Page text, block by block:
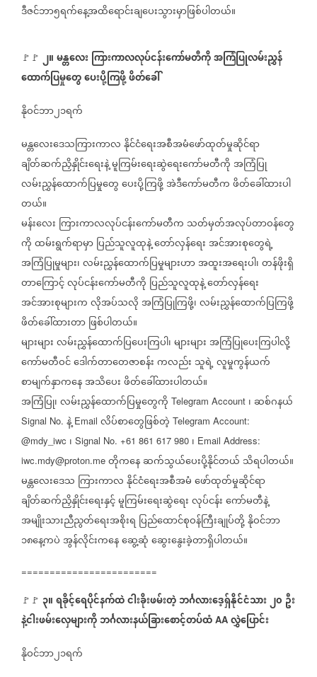
ဒီဇင်ဘာ၅ရက်နေ့အထိရောင်းချပေးသွားမှာဖြစ်ပါတယ်။
🚩🚩 ၂။မန္တလေး ကြားကာလလုပ်ငန်းကော်မတီကိုအကြံပြုလမ်းညွှန်
ထောက်ပြမှုတွေပေးပို့ကြဖို့ဖိတ်ခေါ်
နိုဝင်ဘာ၂၁ရက်
မန္တလေးဒေသကြားကာလနိုင်ငံရေးအစီအမံဖော်ထုတ်မှုဆိုင်ရာ
ချိတ်ဆက်ညှိနှိုင်းရေးနဲ့မူကြမ်းရေးဆွဲရေးကော်မတီကိုအကြံပြု
လမ်းညွှန်ထောက်ပြမှုတွေပေးပို့ကြဖို့အဲဒီကော်မတီကဖိတ်ခေါ်ထားပါ
တယ်။
မန်းလေး ကြားကာလလုပ်ငန်းကော်မတီက သတ်မှတ်အလုပ်တာဝန်တွေ
ကိုထမ်းရွက်ရာမှာပြည်သူလူထုနဲ့တော်လှန်ရေးအင်အားစုတွေရဲ့
အကြံပြုမှုများ၊လမ်းညွှန်ထောက်ပြမှုများဟာအထူးအရေးပါ၊တန်ဖိုးရှိ
တာကြောင့်လုပ်ငန်းကော်မတီကို ပြည်သူလူထုနဲ့တော်လှန်ရေး
အင်အားစုများကလိုအပ်သလိုအကြံပြုကြဖို့၊လမ်းညွှန်ထောက်ပြကြဖို့
ဖိတ်ခေါ်ထားတာဖြစ်ပါတယ်။
များများလမ်းညွှန်ထောက်ပြပေးကြပါ၊များများအကြံပြုပေးကြပါလို့
ကော်မတီဝင်ဒေါက်တာတေဇာစန်းကလည်း သူရဲ့လူမှုကွန်ယက်
စာမျက်နှာကနေအသိပေးဖိတ်ခေါ်ထားပါတယ်။
အကြံပြု၊လမ်းညွှန်ထောက်ပြမှုတွေကို Telegram Account ၊ဆစ်ဂနယ်
Signal No. နဲ့ Email လိပ်စာတွေဖြစ်တဲ့ Telegram Account:
@mdy_iwc ၊ Signal No. +61 861 617 980 ၊ Email Address:
iwc.mdy@proton.me တိုကနေဆက်သွယ်ပေးပို့နိုင်တယ် သိရပါတယ်။
မန္တလေးဒေသ ကြားကာလနိုင်ငံရေးအစီအမံဖော်ထုတ်မှုဆိုင်ရာ
ချိတ်ဆက်ညှိနှိုင်းရေးနှင့်မူကြမ်းရေးဆွဲရေးလုပ်ငန်းကော်မတီနဲ့
အမျိုးသားညီညွတ်ရေးအစိုးရ ပြည်ထောင်စုဝန်ကြီးချုပ်တို့နိုဝင်ဘာ
၁၈နေ့ကပဲအွန်လိုင်းကနေဆွေ့ဆုံဆွေးနွေးခဲ့တာရှိပါတယ်။
========================
🚩🚩 ၃။ရခိုင့်ရေပိုင်နက်ထဲငါးခိုးဖမ်းတဲ့ဘင်္ဂလားဒေ့ရှ်နိုင်ငံသား၂၀ ဦး
နဲ့ငါးဖမ်းလှေများကိုဘင်္ဂလားနယ်ခြားစောင့်တပ်ထံ AA လွှဲပြောင်း
နိုဝင်ဘာ၂၁ရက်